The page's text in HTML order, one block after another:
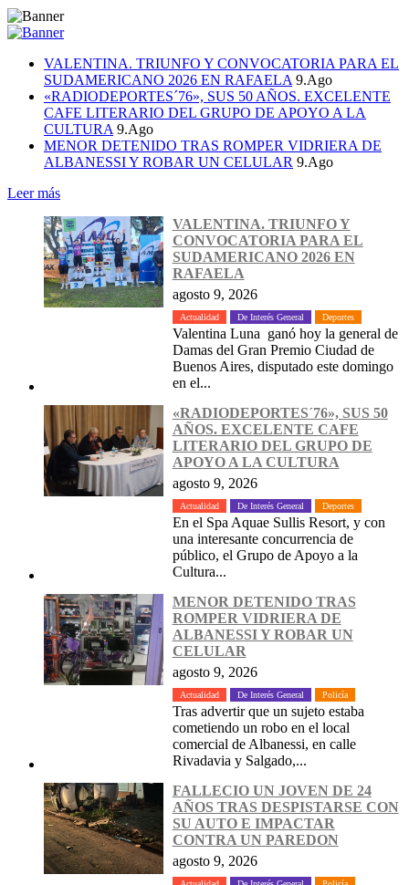
VALENTINA. TRIUNFO Y CONVOCATORIA PARA EL
SUDAMERICANO 2026 EN RAFAELA 9.Ago
«RADIODEPORTES´76», SUS 50 AÑOS. EXCELENTE
CAFE LITERARIO DEL GRUPO DE APOYO A LA
CULTURA 9.Ago
MENOR DETENIDO TRAS ROMPER VIDRIERA DE
ALBANESSI Y ROBAR UN CELULAR 9.Ago
Leer más
VALENTINA. TRIUNFO Y
CONVOCATORIA PARA EL
SUDAMERICANO 2026 EN
RAFAELA
agosto 9, 2026
Actualidad De Interés General Deportes
Valentina Luna ganó hoy la general de
Damas del Gran Premio Ciudad de
Buenos Aires, disputado este domingo
en el...
«RADIODEPORTES´76», SUS 50
AÑOS. EXCELENTE CAFE
LITERARIO DEL GRUPO DE
APOYO A LA CULTURA
agosto 9, 2026
Actualidad De Interés General Deportes
En el Spa Aquae Sullis Resort, y con
una interesante concurrencia de
público, el Grupo de Apoyo a la
Cultura...
MENOR DETENIDO TRAS
ROMPER VIDRIERA DE
ALBANESSI Y ROBAR UN
CELULAR
agosto 9, 2026
Actualidad De Interés General Policía
Tras advertir que un sujeto estaba
cometiendo un robo en el local
comercial de Albanessi, en calle
Rivadavia y Salgado,...
FALLECIO UN JOVEN DE 24
AÑOS TRAS DESPISTARSE CON
SU AUTO E IMPACTAR
CONTRA UN PAREDON
agosto 9, 2026